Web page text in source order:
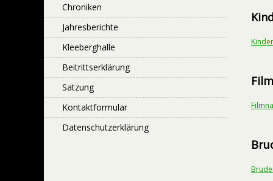
Chroniken
Jahresberichte
Kleeberghalle
Beitrittserklärung
Satzung
Kontaktformular
Datenschutzerklärung